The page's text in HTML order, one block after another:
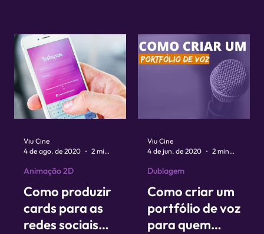
Como produzir
cards para as
redes sociais
Animação 2D
Viu Cine
4 de ago. de 2020
2 min de leitura
Como criar um
portfólio de voz
para quem
Dublagem
Viu Cine
4 de jun. de 2020
2 min de leitura